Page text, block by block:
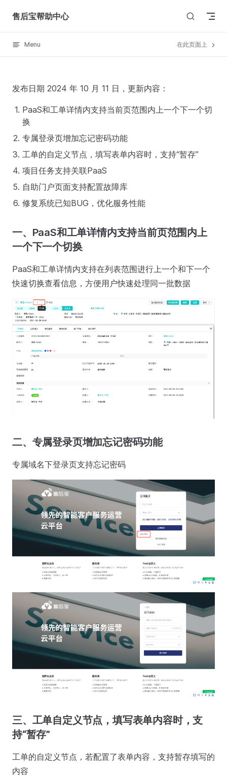
Skip to content
售后宝帮助中心
Menu 在此页面上
发布日期 2024 年 10 月 11 日，更新内容：
PaaS和工单详情内支持当前页范围内上一个下一个切
换
专属登录页增加忘记密码功能
工单的自定义节点，填写表单内容时，支持“暂存”
项目任务支持关联PaaS
自助门户页面支持配置故障库
修复系统已知BUG，优化服务性能
一、PaaS和工单详情内支持当前页范围内上
一个下一个切换
PaaS和工单详情内支持在列表范围进行上一个和下一个
快速切换查看信息，方便用户快速处理同一批数据
二、专属登录页增加忘记密码功能
专属域名下登录页支持忘记密码
三、工单自定义节点，填写表单内容时，支
持“暂存”
工单的自定义节点，若配置了表单内容，支持暂存填写的
内容